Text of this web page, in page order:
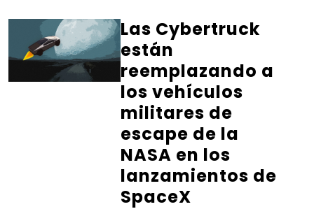
Las Cybertruck
están
reemplazando a
los vehículos
militares de
escape de la
NASA en los
lanzamientos de
SpaceX